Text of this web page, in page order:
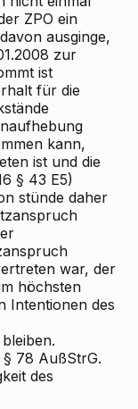
ZPO ein
ausginge,
zur
ist
für die
kann,
ist und die
§ 43 E5)
stünde daher
war, der
höchsten
Intentionen des
78 AußStrG.
des